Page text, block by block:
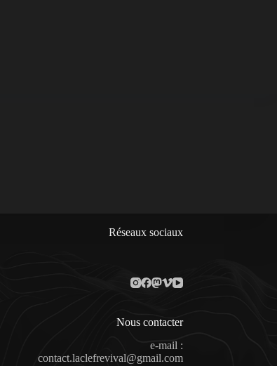
Réseaux sociaux
Nous contacter
e-mail :
contact.laclefrevival@gmail.com